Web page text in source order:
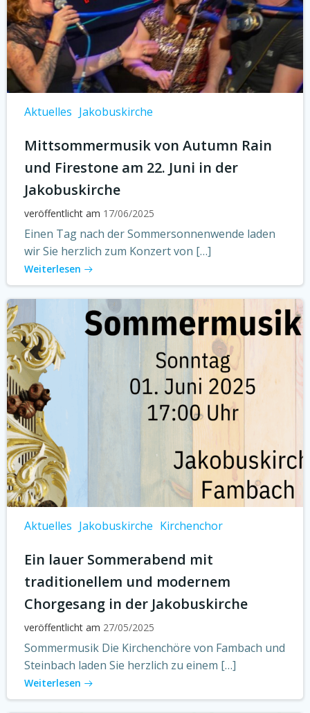
Aktuelles Jakobuskirche
Mittsommermusik von Autumn Rain
und Firestone am 22. Juni in der
Jakobuskirche
veröffentlicht am 17/06/2025
Einen Tag nach der Sommersonnenwende laden
wir Sie herzlich zum Konzert von […]
Weiterlesen
Aktuelles Jakobuskirche Kirchenchor
Ein lauer Sommerabend mit
traditionellem und modernem
Chorgesang in der Jakobuskirche
veröffentlicht am 27/05/2025
Sommermusik Die Kirchenchöre von Fambach und
Steinbach laden Sie herzlich zu einem […]
Weiterlesen